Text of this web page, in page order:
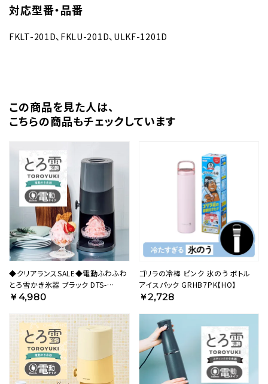
対応型番・品番
FKLT-201D、FKLU-201D、ULKF-1201D
この商品を⾒た⼈は、
こちらの商品もチェックしています
◆クリアランスSALE◆電動ふわふわ
とろ雪かき氷器 ブラック DTS-
B5BK【HO】
￥4,980
ゴリラの冷棒 ピンク 氷のう ボトル
アイスパック GRHB7PK【HO】
￥2,728